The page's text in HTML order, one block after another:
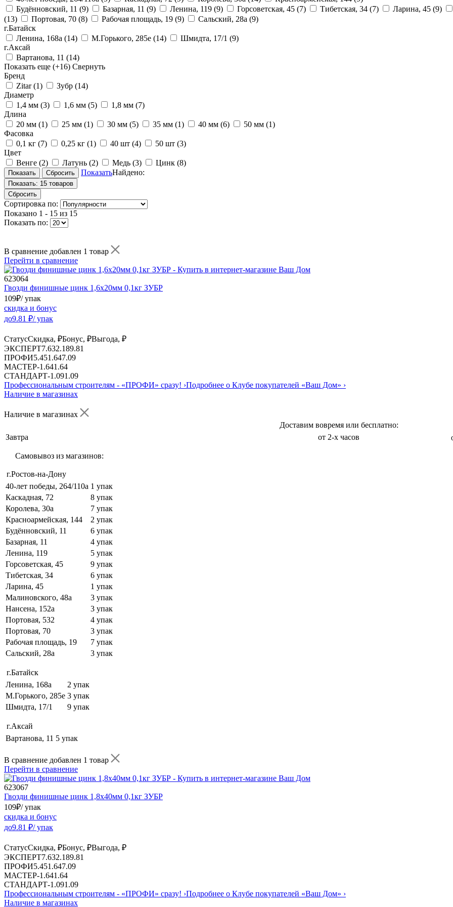
Будённовский, 11 (9) Базарная, 11 (9) Ленина, 119 (9) Горсоветская, 45 (7) Тибетская, 34 (7) Ларина, 45 (9)
(13)
Портовая, 70 (8) Рабочая площадь, 19 (9) Сальский, 28a (9)
г.Батайск
Ленина, 168а (14) М.Горького, 285е (14) Шмидта, 17/1 (9)
г.Аксай
Вартанова, 11 (14)
Показать еще (+16) Свернуть
Бренд
Zitar(1) Зубр (14)
Диаметр
1,4 мм (3) 1,6 мм (5) 1,8 мм (7)
Длина
20 мм (1) 25 мм (1) 30 мм (5) 35 мм (1) 40 мм (6) 50 мм (1)
Фасовка
0,1 кг (7) 0,25 кг (1) 40 шт (4) 50 шт (3)
Цвет
Венге (2) Латунь (2) Медь (3) Цинк (8)
ПоказатьНайдено:
Показать: 15 товаров
Сбросить
Сортировка по:
Показано 1 - 15 из 15
Показать по:
В сравнение добавлен 1 товар
Перейти в сравнение
623064
Гвозди финишные цинк 1,6х20мм 0,1кг ЗУБР
109₽/ упак
скидка и бонус
до9.81 ₽/ упак
СтатусСкидка, ₽Бонус, ₽Выгода, ₽
ЭКСПЕРТ7.632.189.81
ПРОФИ5.451.647.09
МАСТЕР-1.641.64
СТАНДАРТ-1.091.09
Профессиональным строителям - «ПРОФИ» сразу! ›Подробнее о Клубе покупателей «Ваш Дом» ›
Наличие в магазинах
Наличие в магазинах
Доставим вовремя или бесплатно:
Завтра
от 2-х часов
Самовывоз из магазинов:
г.Ростов-на-Дону
40-лет победы, 264/110а 1 упак
Каскадная, 72
8 упак
Королева, 30а
7 упак
Красноармейская, 144
2 упак
Будённовский, 11
6 упак
Базарная, 11
4 упак
Ленина, 119
5 упак
Горсоветская, 45
9 упак
Тибетская, 34
6 упак
Ларина, 45
1 упак
Малиновского, 48а
3 упак
Нансена, 152а
3 упак
Портовая, 532
4 упак
Портовая, 70
3 упак
Рабочая площадь, 19
7 упак
Сальский, 28a
3 упак
г.Батайск
Ленина, 168а
2 упак
М.Горького, 285е 3 упак
Шмидта, 17/1
9 упак
г.Аксай
Вартанова, 11 5 упак
В сравнение добавлен 1 товар
Перейти в сравнение
623067
Гвозди финишные цинк 1,8х40мм 0,1кг ЗУБР
109₽/ упак
скидка и бонус
до9.81 ₽/ упак
СтатусСкидка, ₽Бонус, ₽Выгода, ₽
ЭКСПЕРТ7.632.189.81
ПРОФИ5.451.647.09
МАСТЕР-1.641.64
СТАНДАРТ-1.091.09
Профессиональным строителям - «ПРОФИ» сразу! ›Подробнее о Клубе покупателей «Ваш Дом» ›
Наличие в магазинах